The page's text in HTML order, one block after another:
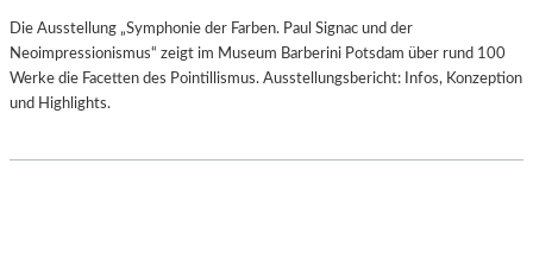
Die Ausstellung „Symphonie der Farben. Paul Signac und der
Neoimpressionismus“ zeigt im Museum Barberini Potsdam über rund 100
Werke die Facetten des Pointillismus. Ausstellungsbericht: Infos, Konzeption
und Highlights.